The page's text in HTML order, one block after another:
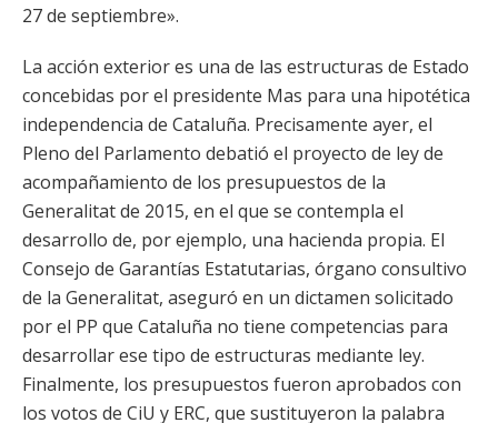
27 de septiembre».
La acción exterior es una de las estructuras de Estado
concebidas por el presidente Mas para una hipotética
independencia de Cataluña. Precisamente ayer, el
Pleno del Parlamento debatió el proyecto de ley de
acompañamiento de los presupuestos de la
Generalitat de 2015, en el que se contempla el
desarrollo de, por ejemplo, una hacienda propia. El
Consejo de Garantías Estatutarias, órgano consultivo
de la Generalitat, aseguró en un dictamen solicitado
por el PP que Cataluña no tiene competencias para
desarrollar ese tipo de estructuras mediante ley.
Finalmente, los presupuestos fueron aprobados con
los votos de CiU y ERC, que sustituyeron la palabra